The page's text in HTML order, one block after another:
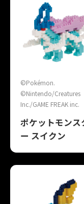
©Pokémon.
©Nintendo/Creatures
Inc./GAME FREAK inc.
ポケットモンス
ー スイクン